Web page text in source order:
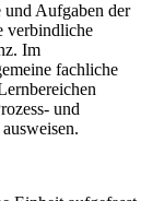
Aufgaben der
verbindliche
Im
fachliche
und